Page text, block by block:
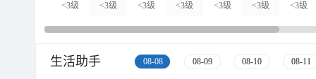
<3级 <3级 <3级 <3级 <3级 <3级 <3级
生活助手 08-08 08-09 08-10 08-11